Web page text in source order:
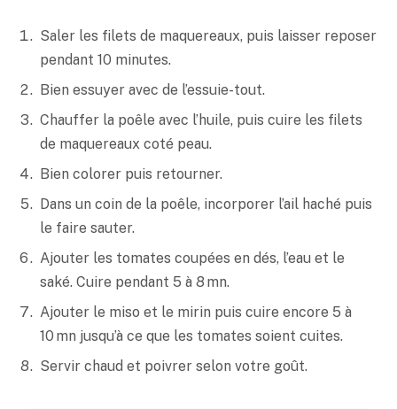
Saler les filets de maquereaux, puis laisser reposer
pendant 10 minutes.
Bien essuyer avec de l’essuie-tout.
Chauffer la poêle avec l’huile, puis cuire les filets
de maquereaux coté peau.
Bien colorer puis retourner.
Dans un coin de la poêle, incorporer l’ail haché puis
le faire sauter.
Ajouter les tomates coupées en dés, l’eau et le
saké. Cuire pendant 5 à 8 mn.
Ajouter le miso et le mirin puis cuire encore 5 à
10 mn jusqu’à ce que les tomates soient cuites.
Servir chaud et poivrer selon votre goût.